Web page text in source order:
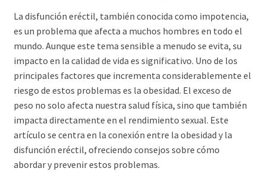
Impressum
Mi cuenta
Pago
Política de privacidad
Preguntas frecuentes
La disfunción eréctil, también conocida como impotencia,
es un problema que afecta a muchos hombres en todo el
mundo. Aunque este tema sensible a menudo se evita, su
impacto en la calidad de vida es significativo. Uno de los
principales factores que incrementa considerablemente el
riesgo de estos problemas es la obesidad. El exceso de
peso no solo afecta nuestra salud física, sino que también
impacta directamente en el rendimiento sexual. Este
artículo se centra en la conexión entre la obesidad y la
disfunción eréctil, ofreciendo consejos sobre cómo
abordar y prevenir estos problemas.